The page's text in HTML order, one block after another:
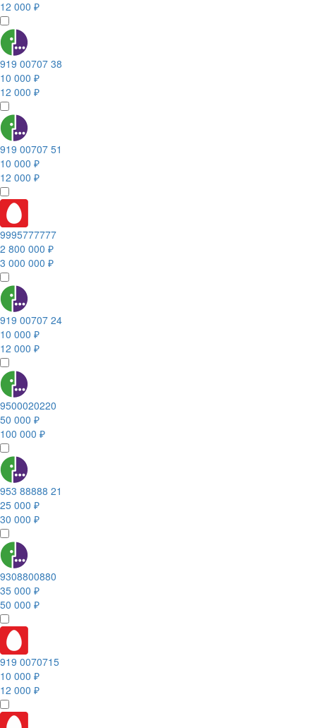
12 000 ₽
919 00707 38
10 000 ₽
12 000 ₽
919 00707 51
10 000 ₽
12 000 ₽
9995777777
2 800 000 ₽
3 000 000 ₽
919 00707 24
10 000 ₽
12 000 ₽
9500020220
50 000 ₽
100 000 ₽
953 88888 21
25 000 ₽
30 000 ₽
9308800880
35 000 ₽
50 000 ₽
919 0070715
10 000 ₽
12 000 ₽